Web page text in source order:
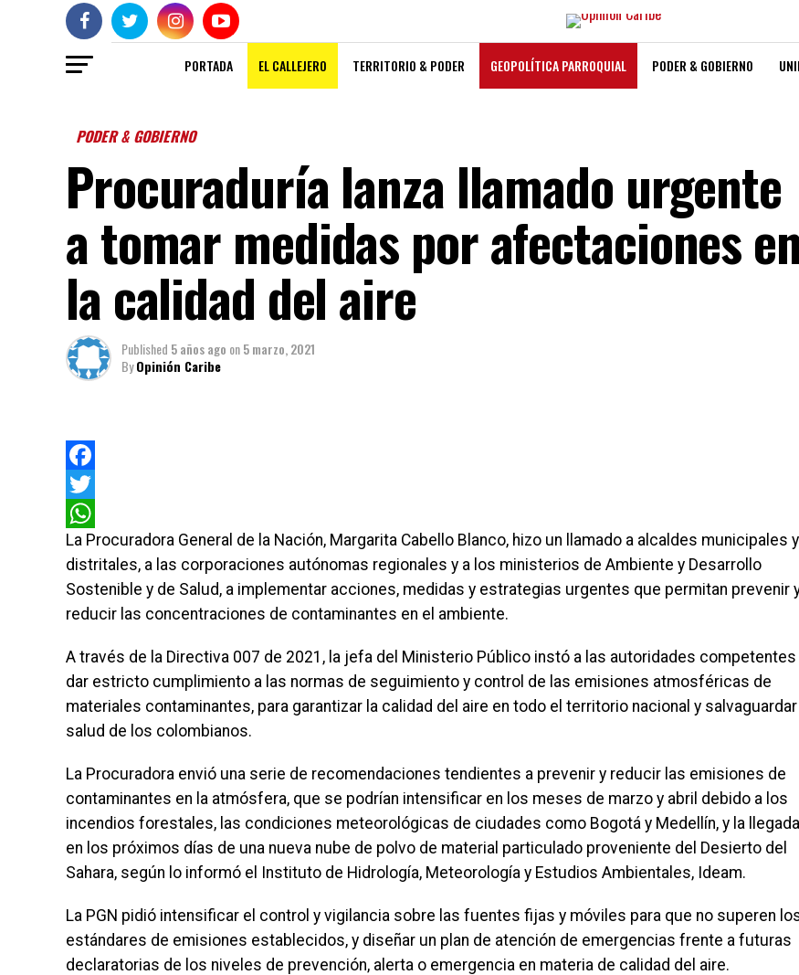
PORTADA EL CALLEJERO TERRITORIO & PODER GEOPOLÍTICA PARROQUIAL PODER & GOBIERNO
PODER & GOBIERNO
Procuraduría lanza llamado urgente
a tomar medidas por afectaciones en
la calidad del aire
Published 5 años ago on5 marzo, 2021
ByOpinión Caribe
Facebook
Twitter
WhatsApp
La Procuradora General de la Nación, Margarita Cabello Blanco, hizo un llamado a alcaldes municipales y
distritales, a las corporaciones autónomas regionales y a los ministerios de Ambiente y Desarrollo
Sostenible y de Salud, a implementar acciones, medidas y estrategias urgentes que permitan prevenir
reducir las concentraciones de contaminantes en el ambiente.
A través de la Directiva 007 de 2021, la jefa del Ministerio Público instó a las autoridades competentes
dar estricto cumplimiento a las normas de seguimiento y control de las emisiones atmosféricas de
materiales contaminantes, para garantizar la calidad del aire en todo el territorio nacional y
salud de los colombianos.
La Procuradora envió una serie de recomendaciones tendientes a prevenir y reducir las emisiones de
contaminantes en la atmósfera, que se podrían intensificar en los meses de marzo y abril debido a los
incendios forestales, las condiciones meteorológicas de ciudades como Bogotá y Medellín, y la llegada
en los próximos días de una nueva nube de polvo de material particulado proveniente del Desierto del
Sahara, según lo informó el Instituto de Hidrología, Meteorología y Estudios Ambientales, Ideam.
La PGN pidió intensificar el control y vigilancia sobre las fuentes fijas y móviles para que no superen
estándares de emisiones establecidos, y diseñar un plan de atención de emergencias frente a futuras
declaratorias de los niveles de prevención, alerta o emergencia en materia de calidad del aire.